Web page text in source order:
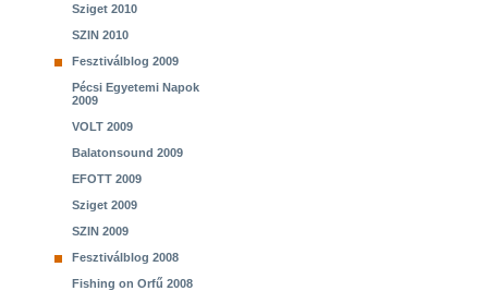
Sziget 2010
SZIN 2010
Fesztiválblog 2009
Pécsi Egyetemi Napok
2009
VOLT 2009
Balatonsound 2009
EFOTT 2009
Sziget 2009
SZIN 2009
Fesztiválblog 2008
Fishing on Orfű 2008